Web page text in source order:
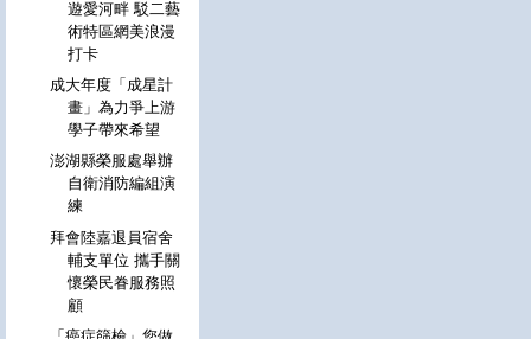
遊愛河畔 駁二藝
術特區網美浪漫
打卡
成大年度「成星計
畫」為力爭上游
學子帶來希望
澎湖縣榮服處舉辦
自衛消防編組演
練
拜會陸嘉退員宿舍
輔支單位 攜手關
懷榮民眷服務照
顧